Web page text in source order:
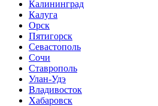
Калининград
Калуга
Орск
Пятигорск
Севастополь
Сочи
Ставрополь
Улан-Удэ
Владивосток
Хабаровск